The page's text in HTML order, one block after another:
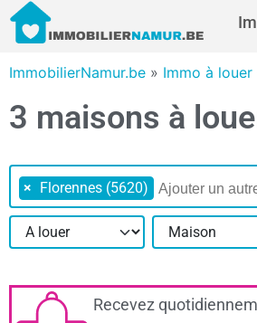
ImmobilierNamur.be » Immo à louer
3 maisons à
× Florennes (5620)
Recevez